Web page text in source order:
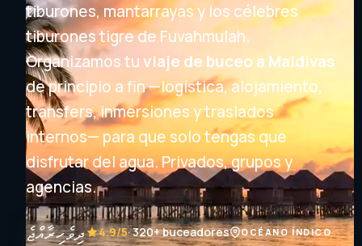
tiburones, mantarrayas y los célebres
tiburones tigre de Fuvahmulah.
Organizamos tuviaje de buceo a Maldivas
de principio a fin —logística, alojamiento,
transfers, inmersiones y traslados
internos— para que solo tengas que
disfrutar del agua. Privados, grupos y
agencias.
ދިވެހިރާއްޖެ 4.9/5· 320+ buceadores OCÉANO ÍNDICO